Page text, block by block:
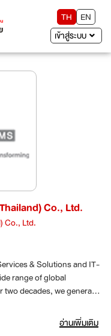
TH
EN
เข้าสู่ระบบ
Co., Ltd.
Co., Ltd.
& Solutions and IT-
range of global
decades, we generate
อ่านเพิ่มเติม